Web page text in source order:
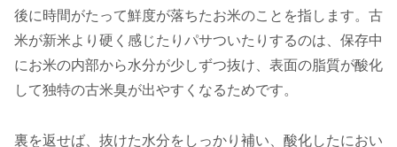
後に時間がたって鮮度が落ちたお米のことを指します。古
米が新米より硬く感じたりパサついたりするのは、保存中
にお米の内部から水分が少しずつ抜け、表面の脂質が酸化
して独特の古米臭が出やすくなるためです。
裏を返せば、抜けた水分をしっかり補い、酸化したにおい